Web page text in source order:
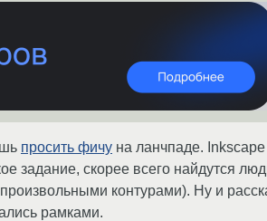
просить фичу на ланчпаде.
задание, скорее всего найдутся
контурами). Ну и
рамками.